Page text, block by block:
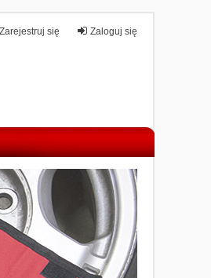
Zaloguj się
Zarejestruj się